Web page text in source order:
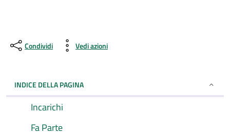
Condividi Vedi azioni
INDICE DELLA PAGINA
Incarichi
Fa Parte